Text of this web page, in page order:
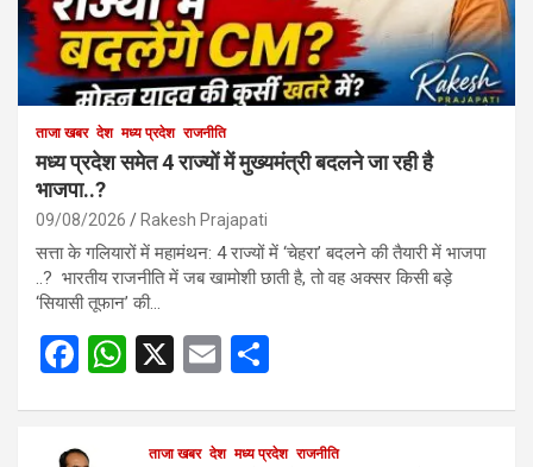
ताजा खबर देश मध्य प्रदेश राजनीति
मध्य प्रदेश समेत 4 राज्यों में मुख्यमंत्री बदलने जा रही है
भाजपा..?
09/08/2026 Rakesh Prajapati
सत्ता के गलियारों में महामंथन: 4 राज्यों में ‘चेहरा’ बदलने की तैयारी में भाजपा
..? भारतीय राजनीति में जब खामोशी छाती है, तो वह अक्सर किसी बड़े
‘सियासी तूफान’ की…
F
W X
E
ताजा खबर देश मध्य प्रदेश राजनीति